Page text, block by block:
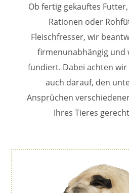
Ob fertig gekauftes
Rationen oder
Fleischfresser, wir
firmenunabhängig und
fundiert. Dabei achten
auch darauf, den
Ansprüchen
Ihres Tieres